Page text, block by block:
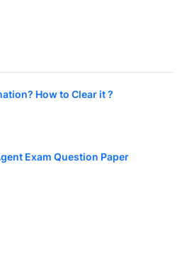
How to Clear it ?
Exam Question Paper